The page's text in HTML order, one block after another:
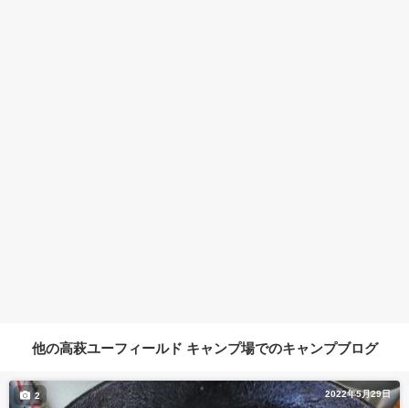
他の高萩ユーフィールド キャンプ場でのキャンプブログ
2022年5月29日
2